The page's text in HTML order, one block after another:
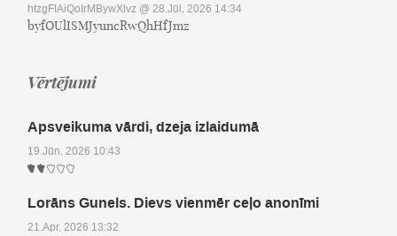
htzgFIAiQoIrMBywXlvz @ 28.Jūl, 2026 14:34
byfOUlISMJyuncRwQhHfJmz
Vērtējumi
Apsveikuma vārdi, dzeja izlaidumā
19.Jūn, 2026 10:43
Lorāns Gunels. Dievs vienmēr ceļo anonīmi
21.Apr, 2026 13:32